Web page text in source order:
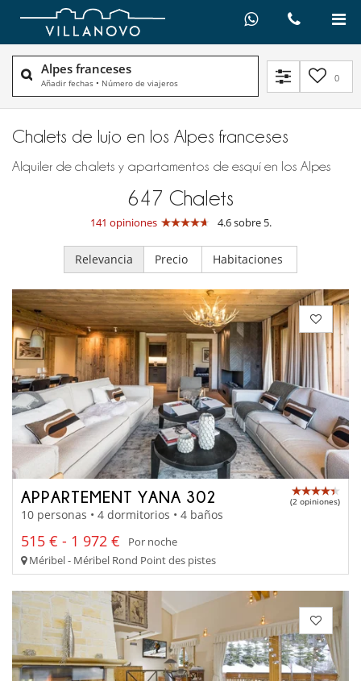
Alpes franceses
Añadir fechas • Número de viajeros 0
Chalets de lujo en los Alpes franceses
Alquiler de chalets y apartamentos de esquí en los Alpes
647 Chalets
141 opiniones 4.6 sobre 5.
Relevancia Precio Habitaciones
APPARTEMENT YANA 302 (2 opiniones)
10 personas • 4 dormitorios • 4 baños
515 € - 1 972 €
Por noche
Méribel - Méribel Rond Point des pistes